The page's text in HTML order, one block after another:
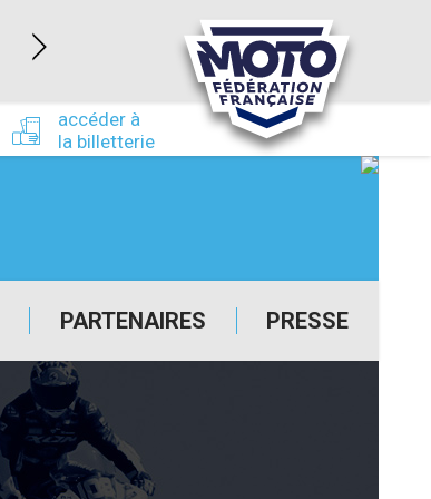
PARTENAIRES PRESSE
accéder à
la billetterie
NEVERS MAGNY-COURS (58)
du 24/09/2026 au 27/09/2026